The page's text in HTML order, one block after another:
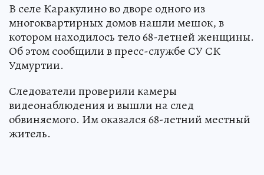
В селе Каракулино во дворе одного из
многоквартирных домов нашли мешок, в
котором находилось тело 68-летней женщины.
Об этом сообщили в пресс-службе СУ СК
Удмуртии.
Следователи проверили камеры
видеонаблюдения и вышли на след
обвиняемого. Им оказался 68-летний местный
житель.